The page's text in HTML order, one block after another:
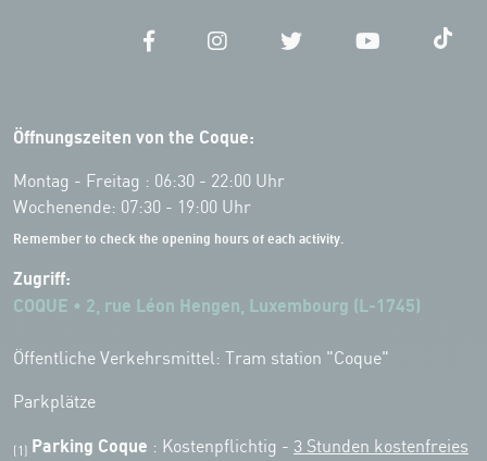
Öffnungszeiten von the Coque:
Montag - Freitag : 06:30 - 22:00 Uhr
Wochenende: 07:30 - 19:00 Uhr
Remember to check the opening hours of each activity.
Zugriff:
COQUE • 2, rue Léon Hengen, Luxembourg (L-1745)
Öffentliche Verkehrsmittel: Tram station "Coque"
Parkplätze
(1) Parking Coque : Kostenpflichtig - 3 Stunden kostenfreies